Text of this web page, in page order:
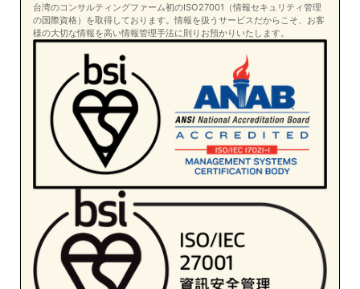
台湾のコンサルティングファーム初のISO27001（情報セキュリティ管理
の国際資格）を取得しております。情報を扱うサービスだからこそ、お客
様の大切な情報を高い情報管理手法に則りお預かりいたします。